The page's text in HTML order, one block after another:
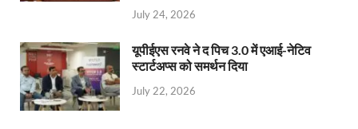
July 24, 2026
यूपीईएस रनवे ने द पिच 3.0 में एआई-नेटिव
स्टार्टअप्स को समर्थन दिया
July 22, 2026